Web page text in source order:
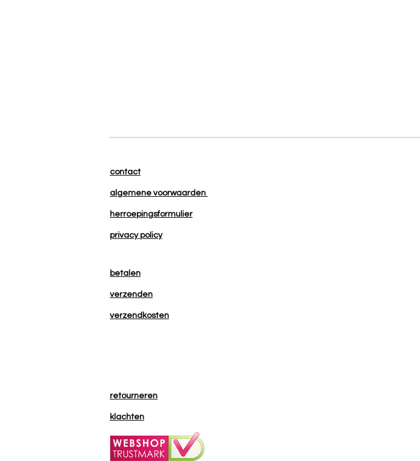
contact
algemene voorwaarden
herroepingsformulier
privacy policy
betalen
verzenden
verzendkosten
retourneren
klachten